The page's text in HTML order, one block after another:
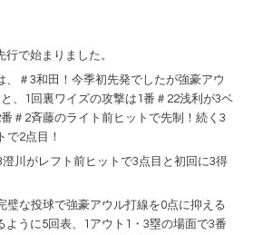
で始まりました。
、＃3和田！今季初先発でしたが強豪アウ
、1回裏ワイズの攻撃は1番＃22浅利が3ベ
＃2斉藤のライト前ヒットで先制！続く3
で2点目！
川がレフト前ヒットで3点目と初回に3得
璧な投球で強豪アウル打線を0点に抑える
ように5回表、1アウト1・3塁の場面で3番